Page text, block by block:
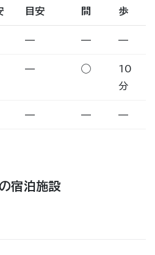
目安
間
歩
— — —
— ◯
10
分
— — —
宿泊施設